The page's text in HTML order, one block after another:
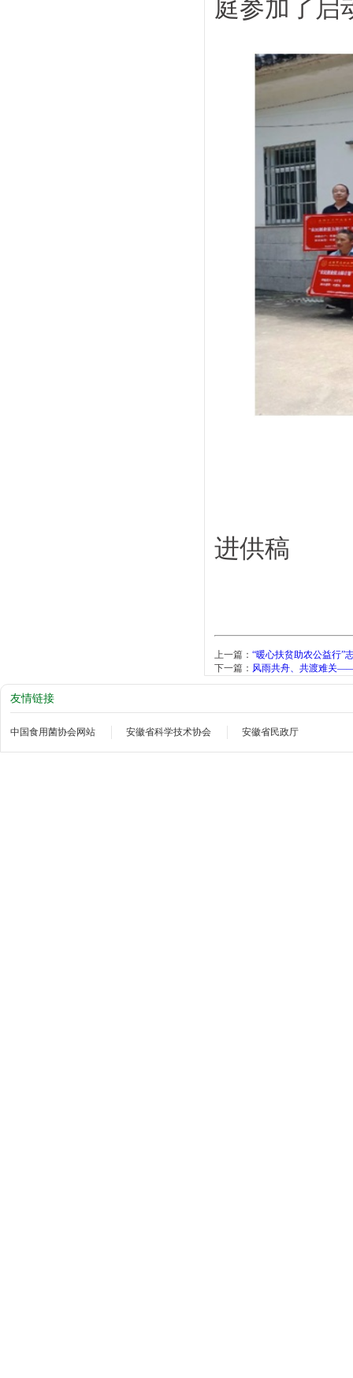
庭参加了启
进供稿
上一篇： “暖心扶贫助农公益行”
下一篇： 风雨共舟、共渡难关
友情链接
中国食用菌协会网站 安徽省科学技术协会 安徽省民政厅